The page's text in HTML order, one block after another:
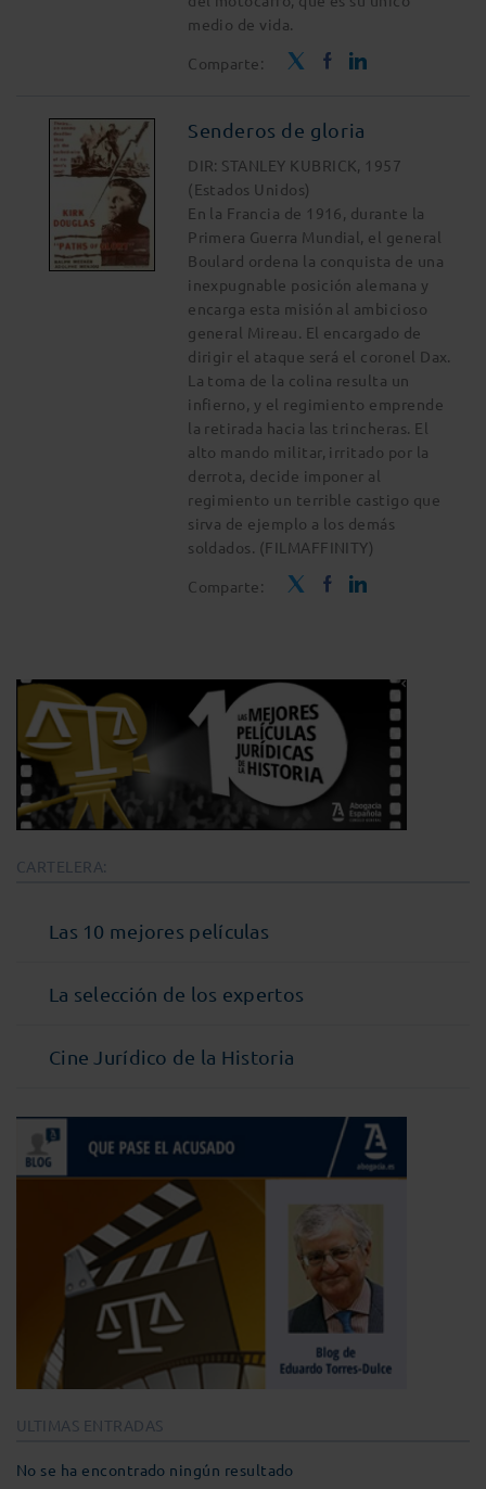
medio de vida.
Comparte:
Senderos de gloria
DIR: STANLEY KUBRICK, 1957
(Estados Unidos)
En la Francia de 1916, durante la
Primera Guerra Mundial, el general
Boulard ordena la conquista de una
inexpugnable posición alemana y
encarga esta misión al ambicioso
general Mireau. El encargado de
dirigir el ataque será el coronel Dax.
La toma de la colina resulta un
infierno, y el regimiento emprende
la retirada hacia las trincheras. El
alto mando militar, irritado por la
derrota, decide imponer al
regimiento un terrible castigo que
sirva de ejemplo a los demás
soldados. (FILMAFFINITY)
Comparte:
CARTELERA:
Las 10 mejores películas
La selección de los expertos
Cine Jurídico de la Historia
ULTIMAS ENTRADAS
No se ha encontrado ningún resultado